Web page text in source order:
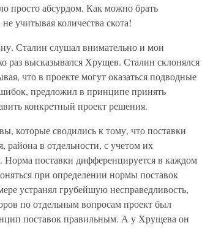
просто абсурдом. Как можно брать
учитывая количества скота!
Сталин слушал внимательно и мои
раз высказывался Хрущев. Сталин склонялся
что в проекте могут оказаться подводные
предложил в принципе принять
конкретный проект решения.
которые сводились к тому, что поставки
района в отдельности, с учетом их
Норма поставки дифференцируется в каждом
при определении нормы поставок
устранял грубейшую несправедливость,
по отдельным вопросам проект был
поставок правильным. А у Хрущева он